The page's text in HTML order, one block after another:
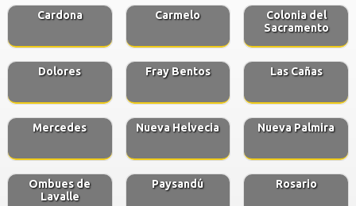
Cardona Carmelo
Colonia del
Sacramento
Dolores Fray Bentos Las Cañas
Mercedes Nueva Helvecia Nueva Palmira
Ombues de
Lavalle
Paysandú Rosario